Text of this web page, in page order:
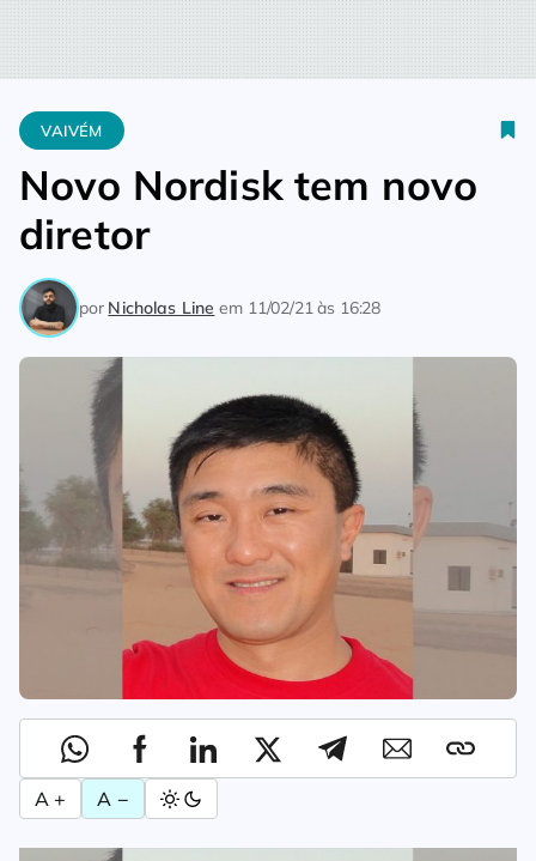
Home Vaivém
VAIVÉM
Novo Nordisk tem novo
diretor
por Nicholas Line em 11/02/21 às 16:28
A + A −